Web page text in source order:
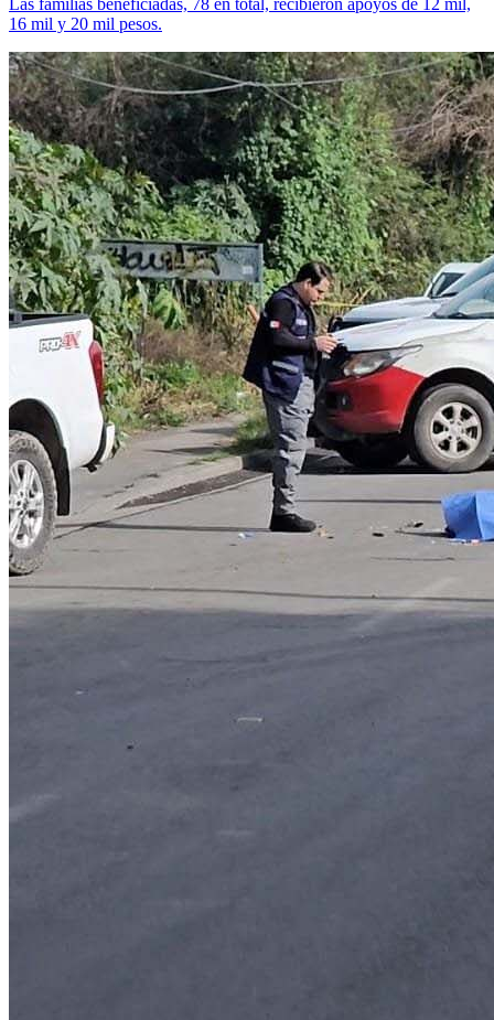
Las familias beneficiadas, 78 en total, recibieron apoyos de 12 mil,
16 mil y 20 mil pesos.